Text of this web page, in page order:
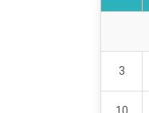
3